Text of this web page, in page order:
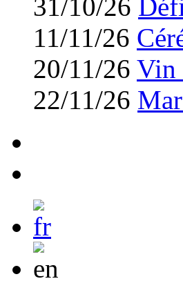
31/10/26
11/11/26
20/11/26 Vin
22/11/26